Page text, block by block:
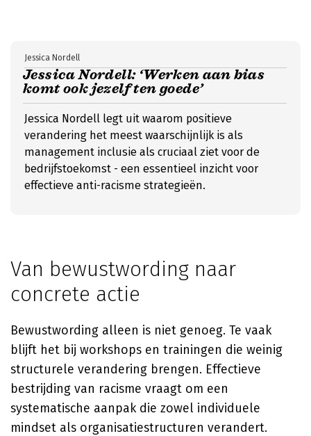
Jessica Nordell: ‘Werken aan bias
komt ook jezelf ten goede’
Jessica Nordell
Jessica Nordell legt uit waarom positieve
verandering het meest waarschijnlijk is als
management inclusie als cruciaal ziet voor de
bedrijfstoekomst - een essentieel inzicht voor
effectieve anti-racisme strategieën.
Van bewustwording naar
concrete actie
Bewustwording alleen is niet genoeg. Te vaak
blijft het bij workshops en trainingen die weinig
structurele verandering brengen. Effectieve
bestrijding van racisme vraagt om een
systematische aanpak die zowel individuele
mindset als organisatiestructuren verandert.